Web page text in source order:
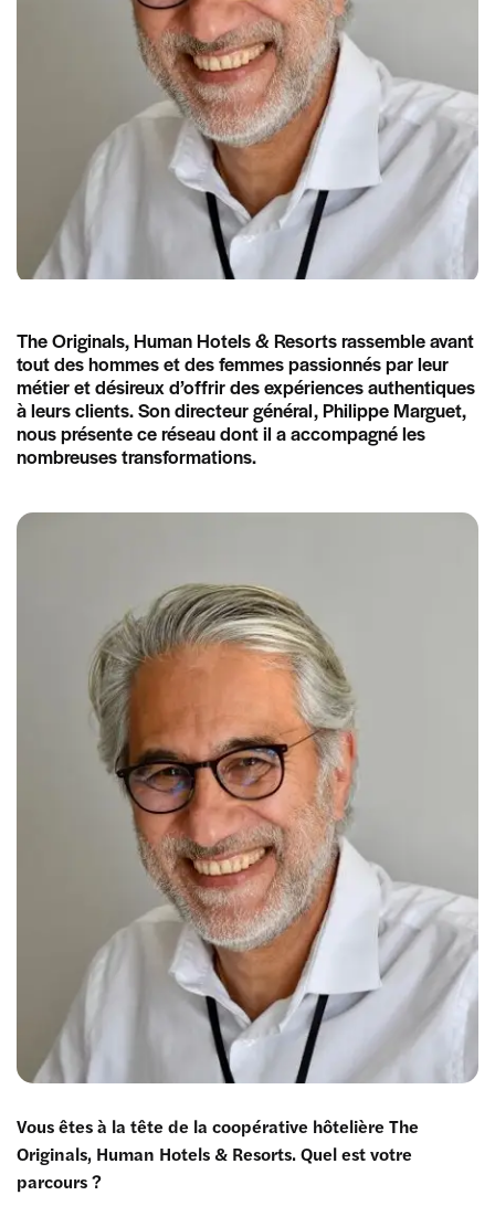
The Originals, Human Hotels & Resorts rassemble avant
tout des hommes et des femmes passionnés par leur
métier et désireux d’offrir des expériences authentiques
à leurs clients. Son directeur général, Philippe Marguet,
nous présente ce réseau dont il a accompagné les
nombreuses transformations.
Vous êtes à la tête de la coopérative hôtelière The
Originals, Human Hotels & Resorts. Quel est votre
parcours ?